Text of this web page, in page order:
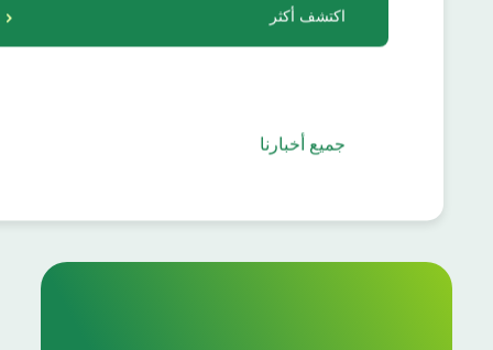
اكتشف أكثر
جميع أخبارنا